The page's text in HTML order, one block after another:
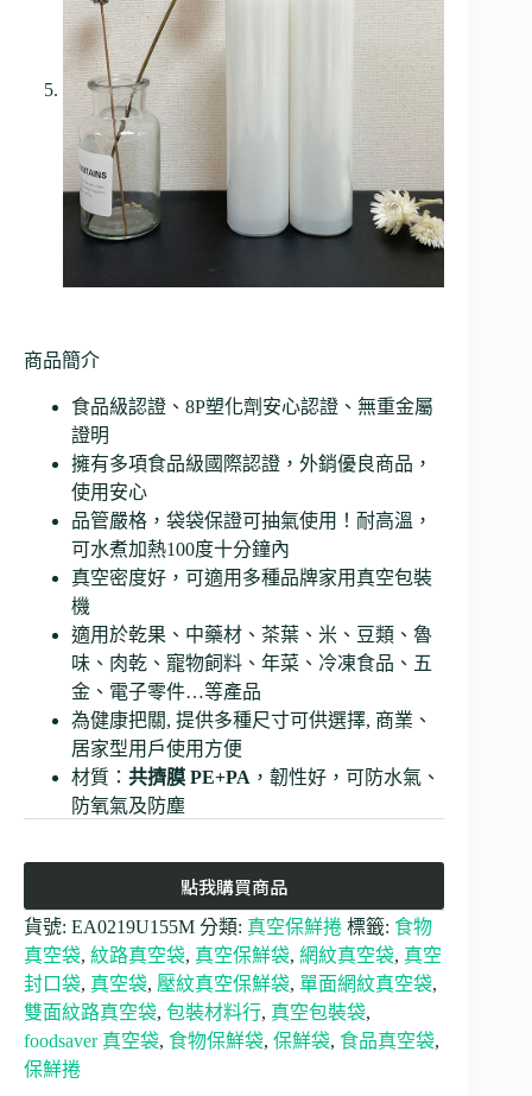
商品簡介
食品級認證、8P塑化劑安心認證、無重金屬
證明
擁有多項食品級國際認證，外銷優良商品，
使用安心
品管嚴格，袋袋保證可抽氣使用！耐高溫，
可水煮加熱100度十分鐘內
真空密度好，可適用多種品牌家用真空包裝
機
適用於乾果、中藥材、茶葉、米、豆類、魯
味、肉乾、寵物飼料、年菜、冷凍食品、五
金、電子零件…等產品
為健康把關, 提供多種尺寸可供選擇, 商業、
居家型用戶使用方便
材質： 共擠膜 PE+PA ，韌性好，可防水氣、
防氧氣及防塵
點我購買商品
貨號: EA0219U155M 分類: 真空保鮮捲 標籤: 食物
真空袋, 紋路真空袋, 真空保鮮袋, 網紋真空袋, 真空
封口袋, 真空袋, 壓紋真空保鮮袋, 單面網紋真空袋,
雙面紋路真空袋, 包裝材料行, 真空包裝袋,
foodsaver 真空袋, 食物保鮮袋, 保鮮袋, 食品真空袋,
保鮮捲